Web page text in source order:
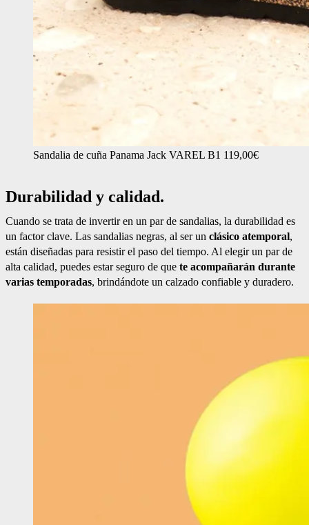
Sandalia de cuña Panama Jack VAREL B1 119,00€
Durabilidad y calidad.
Cuando se trata de invertir en un par de sandalias, la durabilidad es
un factor clave. Las sandalias negras, al ser un clásico atemporal,
están diseñadas para resistir el paso del tiempo. Al elegir un par de
alta calidad, puedes estar seguro de que te acompañarán durante
varias temporadas, brindándote un calzado confiable y duradero.